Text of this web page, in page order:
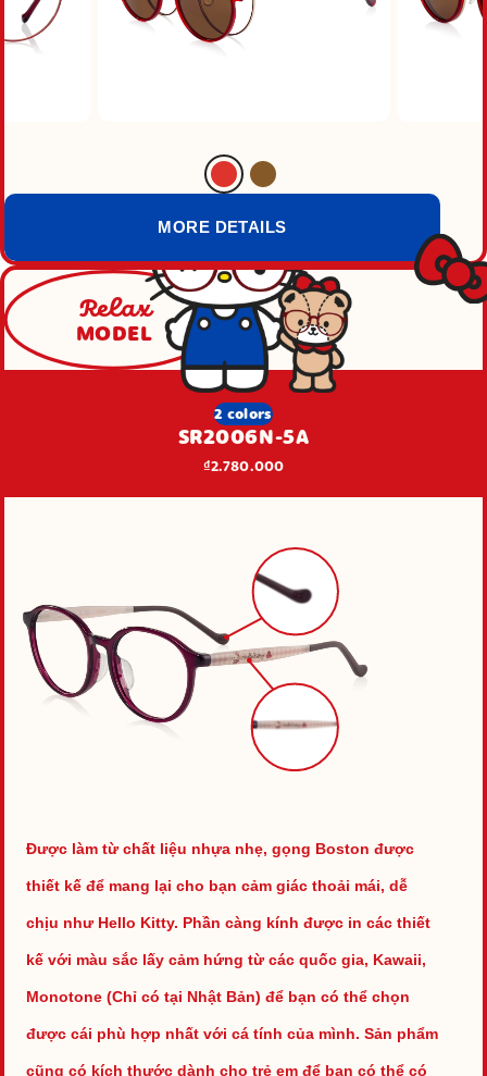
MORE DETAILS
Relax
MODEL
2 colors
SR2006N-5A
₫2.780.000
Được làm từ chất liệu nhựa nhẹ, gọng Boston được
thiết kế để mang lại cho bạn cảm giác thoải mái, dễ
chịu như Hello Kitty. Phần càng kính được in các thiết
kế với màu sắc lấy cảm hứng từ các quốc gia, Kawaii,
Monotone (Chỉ có tại Nhật Bản) để bạn có thể chọn
được cái phù hợp nhất với cá tính của mình. Sản phẩm
cũng có kích thước dành cho trẻ em để bạn có thể có